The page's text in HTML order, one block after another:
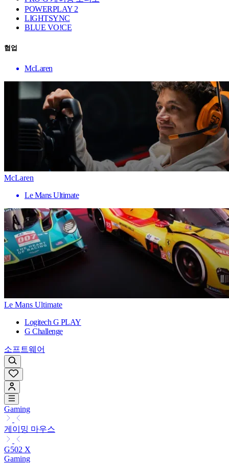
POWERPLAY 2
LIGHTSYNC
BLUE VO!CE
협업
McLaren
McLaren
Le Mans Ultimate
Le Mans Ultimate
Logitech G PLAY
G Challenge
소프트웨어
Gaming
게이밍 마우스
G502 X
Gaming